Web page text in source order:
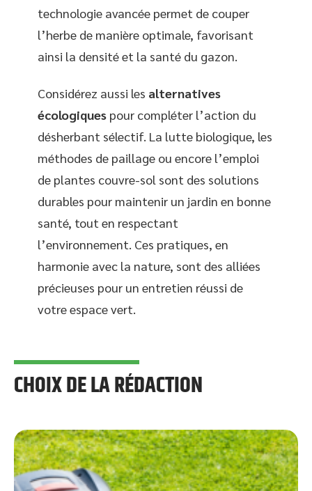
technologie avancée permet de couper
l’herbe de manière optimale, favorisant
ainsi la densité et la santé du gazon.
Considérez aussi les alternatives
écologiques pour compléter l’action du
désherbant sélectif. La lutte biologique, les
méthodes de paillage ou encore l’emploi
de plantes couvre-sol sont des solutions
durables pour maintenir un jardin en bonne
santé, tout en respectant
l’environnement. Ces pratiques, en
harmonie avec la nature, sont des alliées
précieuses pour un entretien réussi de
votre espace vert.
CHOIX DE LA RÉDACTION